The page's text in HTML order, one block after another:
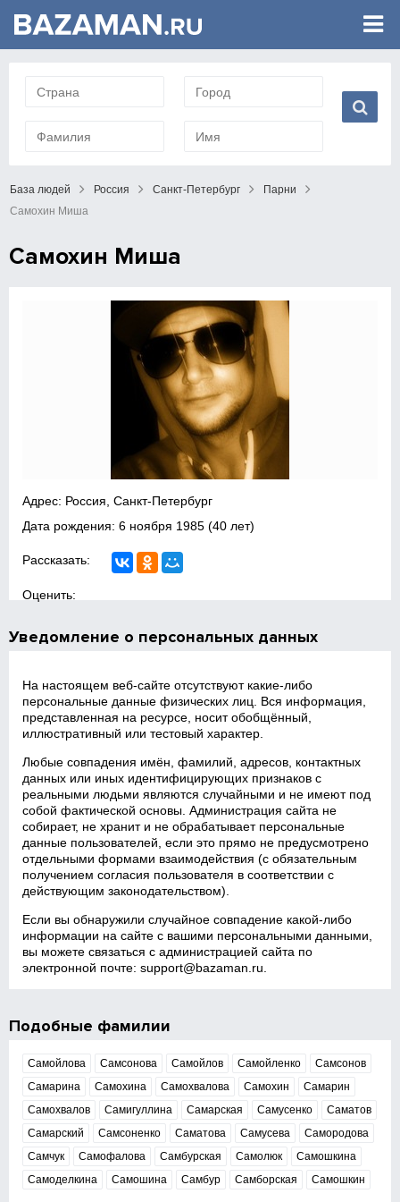
База людей Россия Санкт-Петербург
Парни
Самохин Миша
Самохин Миша
Адрес: Россия, Санкт-Петербург
Дата рождения:6 ноября 1985 (40 лет)
Рассказать:
Оценить:
Уведомление о персональных данных
На настоящем веб‑сайте отсутствуют какие‑либо
персональные данные физических лиц. Вся информация,
представленная на ресурсе, носит обобщённый,
иллюстративный или тестовый характер.
Любые совпадения имён, фамилий, адресов, контактных
данных или иных идентифицирующих признаков с
реальными людьми являются случайными и не имеют под
собой фактической основы. Администрация сайта не
собирает, не хранит и не обрабатывает персональные
данные пользователей, если это прямо не предусмотрено
отдельными формами взаимодействия (с обязательным
получением согласия пользователя в соответствии с
действующим законодательством).
Если вы обнаружили случайное совпадение какой‑либо
информации на сайте с вашими персональными данными,
вы можете связаться с администрацией сайта по
электронной почте:support@bazaman.ru
Подобные фамилии
Самойлова Самсонова Самойлов Самойленко
Самсонов
Самарина
Самохина Самохвалова Самохин
Самарин
Самохвалов
Самигуллина Самарская Самусенко
Саматов
Самарский
Самсоненко Саматова Самусева
Самородова
Самчук
Самофалова Самбурская Самолюк
Самошкина
Самоделкина
Самошина Самбур Самборская Самошкин